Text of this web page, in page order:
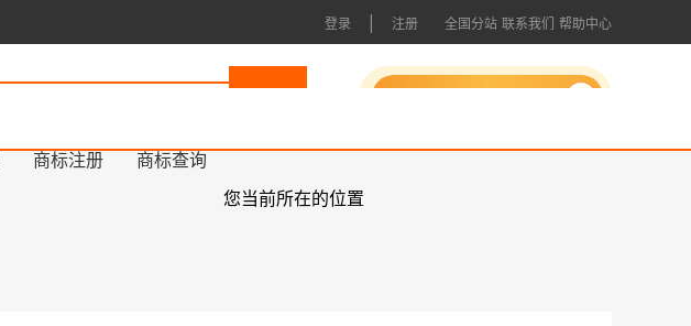
登录 | 注册 全国分站 联系我们 帮助中心
商标注册 商标查询
您当前所在的位置